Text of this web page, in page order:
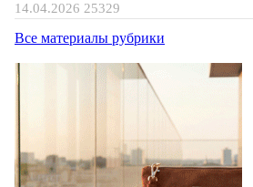
14.04.2026 25329
Все материалы рубрики